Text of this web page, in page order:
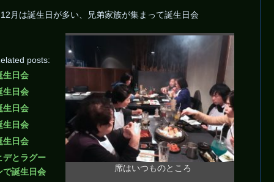
12月は誕生日が多い、兄弟家族が集まって誕生日会
席はいつものところ
posts:
生日会
生日会
生日会
生日会
生日会
デとラグー
で誕生日会